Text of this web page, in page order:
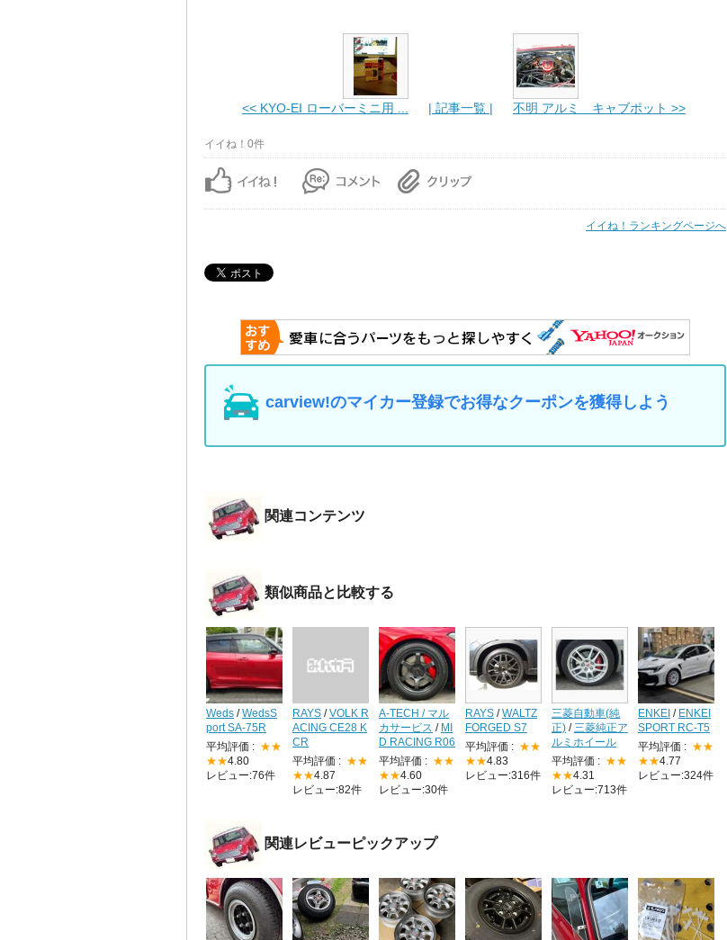
<< KYO-EI ローバーミニ用 ... | 記事一覧 | 不明 アルミ キャブポット >>
イイね！0件
イイね！ランキングページへ
carview!のマイカー登録でお得なクーポンを獲得しよう
関連コンテンツ
類似商品と比較する
Weds /WedsS
port SA-75R
平均評価 : ★★
★★4.80
レビュー:76件
RAYS /VOLK R
ACING CE28 K
CR
平均評価 : ★★
★★4.87
レビュー:82件
A-TECH / マル
カサービス / MI
D RACING R06
平均評価 : ★★
★★4.60
レビュー:30件
RAYS /WALTZ
FORGED S7
平均評価 : ★★
★★4.83
レビュー:316件
三菱自動車(純
正) / 三菱純正ア
ルミホイール
平均評価 : ★★
★★4.31
レビュー:713件
ENKEI / ENKEI
SPORT RC-T5
平均評価 : ★★
★★4.77
レビュー:324件
関連レビューピックアップ